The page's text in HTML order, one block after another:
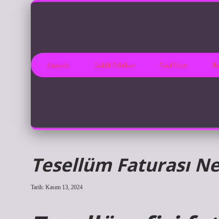
Anasayfa Gizlilik Politikası Yasal Uyarı
Tesellüm Faturası
Tarih: Kasım 13, 2024